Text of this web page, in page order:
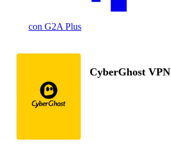
con G2A Plus
CyberGhost VPN